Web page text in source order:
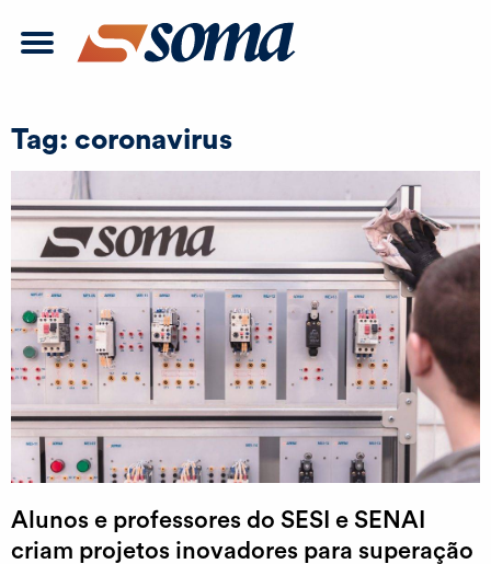
Tag: coronavirus
Alunos e professores do SESI e SENAI
criam projetos inovadores para superação